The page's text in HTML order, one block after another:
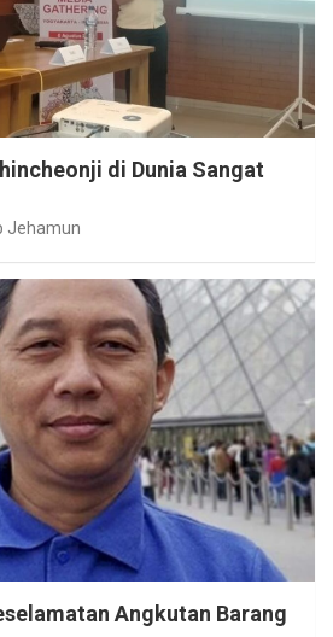
di Dunia Sangat
Jehamun
Angkutan Barang